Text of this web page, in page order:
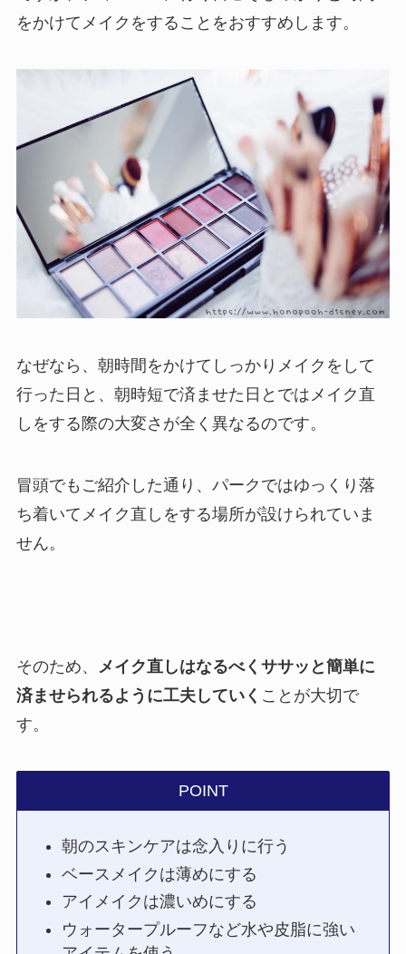
をかけてメイクをすることをおすすめします。
なぜなら、朝時間をかけてしっかりメイクをして
行った日と、朝時短で済ませた日とではメイク直
しをする際の大変さが全く異なるのです。
冒頭でもご紹介した通り、パークではゆっくり落
ち着いてメイク直しをする場所が設けられていま
せん。
そのため、
メイク直しはなるべくササッと簡単に
済ませられるように工夫していく ことが大切で
す。
POINT
朝のスキンケアは念入りに行う
ベースメイクは薄めにする
アイメイクは濃いめにする
ウォータープルーフなど水や皮脂に強い